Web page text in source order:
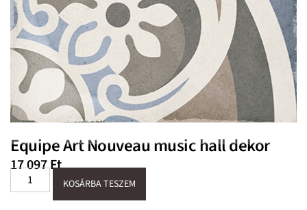
Equipe Art Nouveau music hall dekor
17 097Ft
KOSÁRBA TESZEM